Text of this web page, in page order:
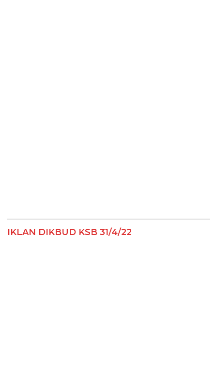
IKLAN DIKBUD KSB 31/4/22